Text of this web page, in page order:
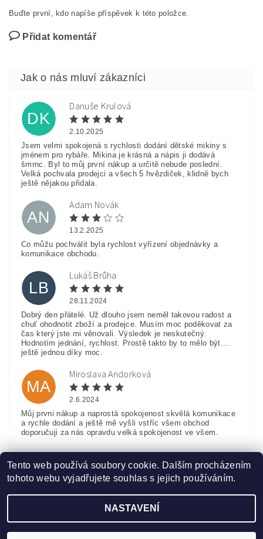
Buďte první, kdo napíše příspěvek k této položce.
Přidat komentář
DK
Danuše Krulová
2.10.2025
Jsem velmi spokojená s rychlosti dodání dětské mikiny s
jménem pro rybáře. Mikina je krásná a nápis ji dodává
šmrnc. Byl to můj první nákup a určitě nebude poslední.
Velká pochvala prodejci a všech 5 hvězdiček, klidně bych
ještě nějakou přidala.
AN
Adam Novák
13.2.2025
Co můžu pochválit byla rychlost vyřízení objednávky a
komunikace obchodu.
LB
Lukáš Brůha
28.11.2024
Dobrý den přátelé. Už dlouho jsem neměl takovou radost a
chuť ohodnotit zboží a prodejce. Musím moc poděkovat za
čas který jste mi věnovali. Výsledek je neskutečný.
Hodnotím jednání, rychlost. Prostě takto by to mělo být....
ještě jednou díky moc.
MA
Miroslava Andorková
2.6.2024
Můj prvni nákup a naprostá spokojenost skvělá komunikace
a rychle dodání a ještě mě vyšli vstříc všem obchod
doporučuji za nás opravdu velká spokojenost ve všem.
2026 ©www.HobbyTriko.cz, všechna práva vyhrazenaUpravit nastavení cookies
Tento web používá soubory cookie. Dalším procházením
tohoto webu vyjadřujete souhlas s jejich používáním.
NASTAVENÍ